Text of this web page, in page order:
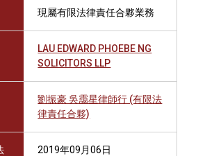
現屬有限法律責任合夥業務
LAU EDWARD PHOEBE NG
SOLICITORS LLP
劉振豪 吳靄星律師行 (有限法
律責任合夥)
2019年09月06日